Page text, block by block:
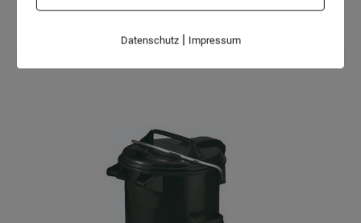
Datenschutz| Impressum